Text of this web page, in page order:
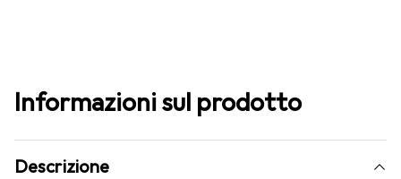
Informazioni sul prodotto
Descrizione